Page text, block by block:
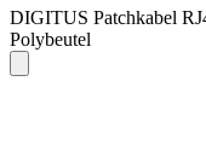
DIGITUS Patchkabel
Polybeutel